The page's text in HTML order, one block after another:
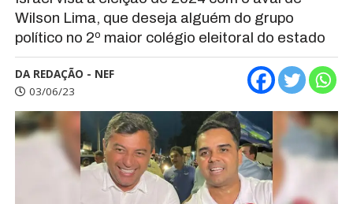
Wilson Lima, que deseja alguém do grupo
político no 2º maior colégio eleitoral do estado
DA REDAÇÃO - NEF
03/06/23